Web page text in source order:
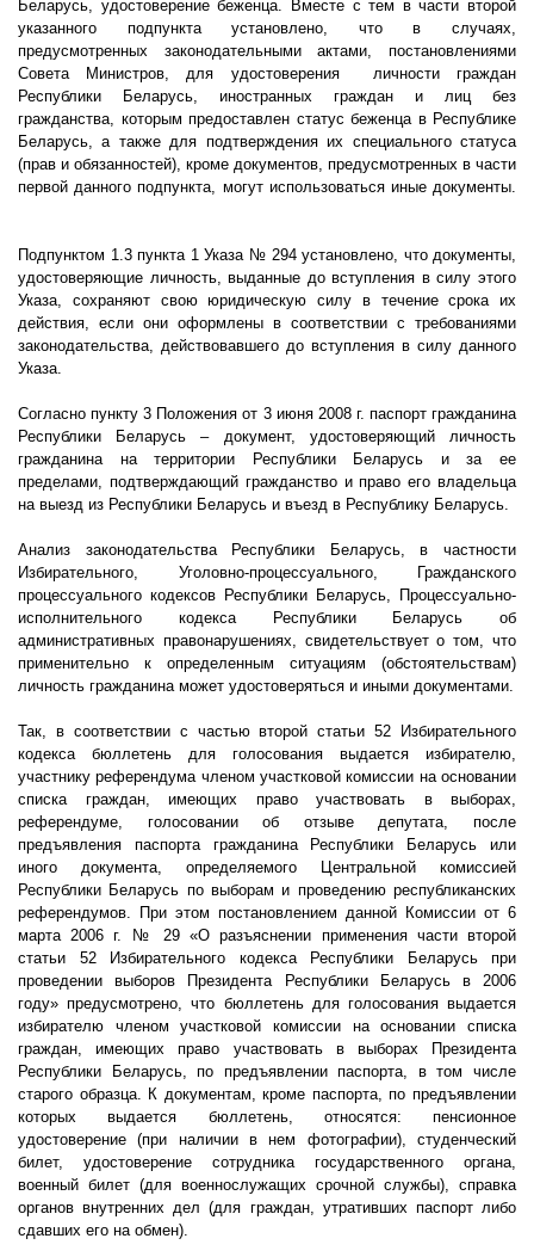
Беларусь, удостоверение беженца. Вместе с тем в части второй
указанного подпункта установлено, что в случаях,
предусмотренных законодательными актами, постановлениями
Совета Министров, для удостоверения
личности граждан
Республики Беларусь, иностранных граждан и лиц без
гражданства, которым предоставлен статус беженца в Республике
Беларусь, а также для подтверждения их специального статуса
(прав и обязанностей), кроме документов, предусмотренных в части
первой данного подпункта, могут использоваться иные документы.
Подпунктом 1.3 пункта 1 Указа № 294 установлено, что документы,
удостоверяющие личность, выданные до вступления в силу этого
Указа, сохраняют свою юридическую силу в течение срока их
действия, если они оформлены в соответствии с требованиями
законодательства, действовавшего до вступления в силу данного
Указа.
Согласно пункту 3 Положения от 3 июня 2008 г. паспорт гражданина
Республики Беларусь – документ, удостоверяющий личность
гражданина на территории Республики Беларусь и за ее
пределами, подтверждающий гражданство и право его владельца
на выезд из Республики Беларусь и въезд в Республику Беларусь.
Анализ законодательства Республики Беларусь, в частности
Избирательного, Уголовно-процессуального, Гражданского
процессуального кодексов Республики Беларусь, Процессуально-
исполнительного кодекса Республики Беларусь об
административных правонарушениях, свидетельствует о том, что
применительно к определенным ситуациям (обстоятельствам)
личность гражданина может удостоверяться и иными документами.
Так, в соответствии с частью второй статьи 52 Избирательного
кодекса бюллетень для голосования выдается избирателю,
участнику референдума членом участковой комиссии на основании
списка граждан, имеющих право участвовать в выборах,
референдуме, голосовании об отзыве депутата, после
предъявления паспорта гражданина Республики Беларусь или
иного документа, определяемого Центральной комиссией
Республики Беларусь по выборам и проведению республиканских
референдумов. При этом постановлением данной Комиссии от 6
марта2006 г. № 29 «О разъяснении применения части второй
статьи 52 Избирательного кодекса Республики Беларусь при
проведении выборов Президента Республики Беларусь в 2006
году» предусмотрено, что бюллетень для голосования выдается
избирателю членом участковой комиссии на основании списка
граждан, имеющих право участвовать в выборах Президента
Республики Беларусь, по предъявлении паспорта, в том числе
старого образца. К документам, кроме паспорта, по предъявлении
которых выдается бюллетень, относятся: пенсионное
удостоверение (при наличии в нем фотографии), студенческий
билет, удостоверение сотрудника государственного органа,
военный билет (для военнослужащих срочной службы), справка
органов внутренних дел (для граждан, утративших паспорт либо
сдавших его на обмен).